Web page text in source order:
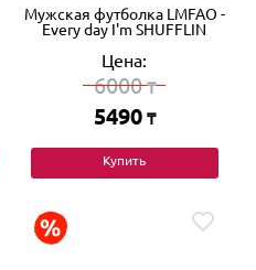
Мужская футболка LMFAO -
Every day I'm SHUFFLIN
Цена:
6000₸
5490 ₸
Купить